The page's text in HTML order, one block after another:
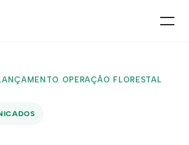
OPERAÇÃO FLORESTAL